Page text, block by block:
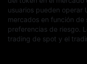
usuarios pueden operar
mercados en función de
preferencias de riesgo.
trading de spot y el